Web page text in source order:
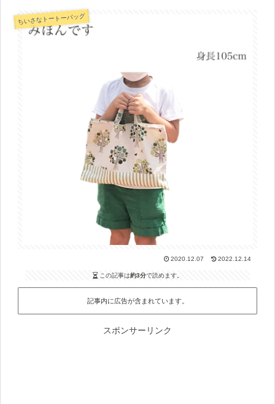
ちいさなトートーバッグ
2020.12.07 2022.12.14
この記事は約3分で読めます。
記事内に広告が含まれています。
スポンサーリンク